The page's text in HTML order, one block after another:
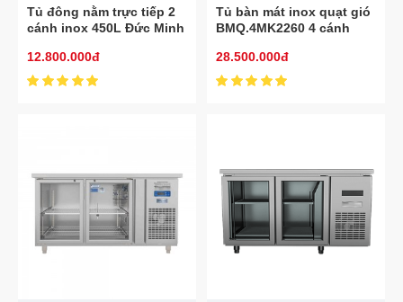
Tủ đông nằm trực tiếp 2
cánh inox 450L Đức Minh
12.800.000đ
Tủ bàn mát inox quạt gió
BMQ.4MK2260 4 cánh
28.500.000đ